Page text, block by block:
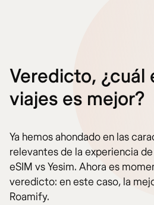
Veredicto, ¿cuál
viajes es mejor?
Ya hemos ahondado en las
relevantes de la experiencia
eSIM vs Yesim. Ahora es
veredicto: en este caso, la
Roamify.